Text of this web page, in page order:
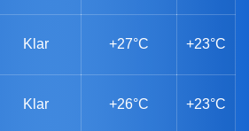
Klar +27°C +23°C
Klar +26°C +23°C